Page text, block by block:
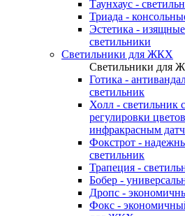
Таунхаус -
Триада -
Эстетика -
светильники
Светильники для ЖКХ
Светильники для
Готика -
светильник
Холл - светильник
регулировки
инфракрасным
Фокстрот -
светильник
Трапеция -
Бобер -
Дропс -
Фокс -